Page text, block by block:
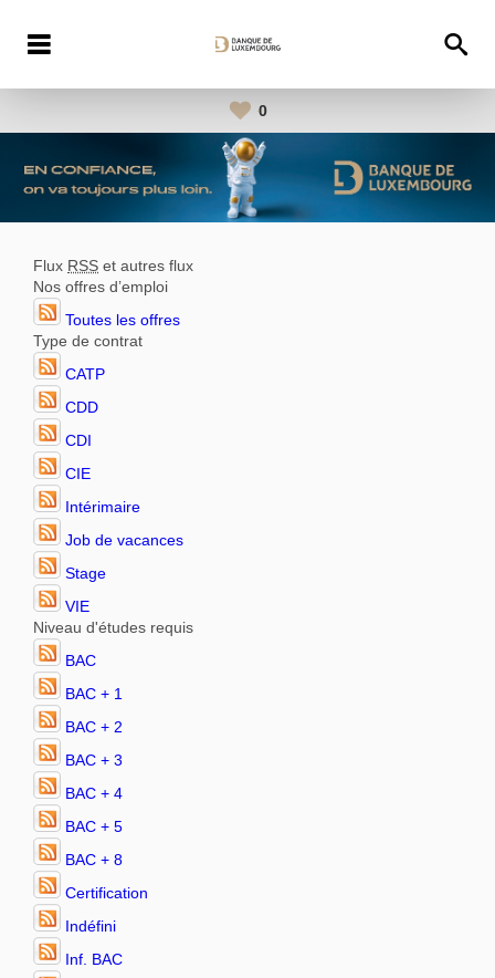
0
Flux RSS et autres flux
Nos offres d’emploi
Toutes les offres
Type de contrat
CATP
CDD
CDI
CIE
Intérimaire
Job de vacances
Stage
VIE
Niveau d'études requis
BAC
BAC + 1
BAC + 2
BAC + 3
BAC + 4
BAC + 5
BAC + 8
Certification
Indéfini
Inf. BAC